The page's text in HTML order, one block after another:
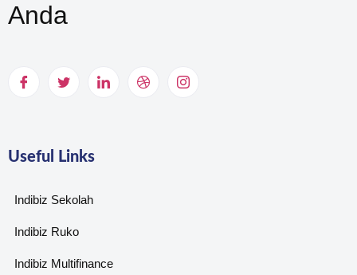
Anda
Useful Links
Indibiz Sekolah
Indibiz Ruko
Indibiz Multifinance